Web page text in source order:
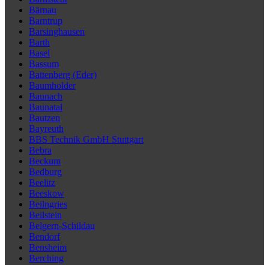
Bärnau
Barntrup
Barsinghausen
Barth
Basel
Bassum
Battenberg (Eder)
Baumholder
Baunach
Baunatal
Bautzen
Bayreuth
BBS Technik GmbH Stuttgart
Bebra
Beckum
Bedburg
Beelitz
Beeskow
Beilngries
Beilstein
Belgern-Schildau
Bendorf
Bensheim
Berching